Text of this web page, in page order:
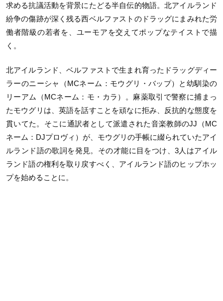
求める抗議活動を背景にたどる半自伝的物語。北アイルランド
紛争の傷跡が深く残る西ベルファストのドラッグにまみれた労
働者階級の若者を、ユーモアを交えてポップなテイストで描
く。
北アイルランド、ベルファストで生まれ育ったドラッグディー
ラーのニーシャ（MCネーム：モウグリ・バップ）と幼馴染の
リーアム（MCネーム：モ・カラ）。麻薬取引で警察に捕まっ
たモウグリは、英語を話すことを頑なに拒み、反抗的な態度を
貫いてた。そこに通訳者として派遣された音楽教師のJJ（MC
ネーム：DJプロヴィ）が、モウグリの手帳に綴られていたアイ
ルランド語の歌詞を発見。その才能に目をつけ、3人はアイル
ランド語の権利を取り戻すべく、アイルランド語のヒップホッ
プを始めることに。